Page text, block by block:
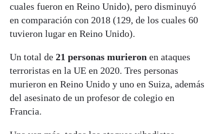
cuales fueron en Reino Unido), pero disminuyó
en comparación con 2018 (129, de los cuales 60
tuvieron lugar en Reino Unido).
Un total de 21 personas murieron en ataques
terroristas en la UE en 2020. Tres personas
murieron en Reino Unido y uno en Suiza, además
del asesinato de un profesor de colegio en
Francia.